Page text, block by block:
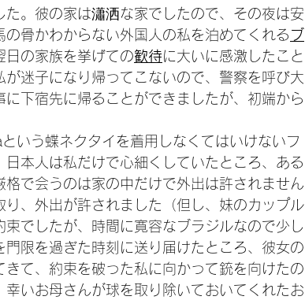
。彼の家は瀟洒な家でしたので、その夜は安
骨かわからない外国人の私を泊めてくれる ブ
日の家族を挙げての歓待に大いに感激したこと
迷子になり帰ってこないので、警察を呼び大
下宿先に帰ることができましたが、初端から
いう蝶ネクタイを着用しなくてはいけないフ
本人は私だけで心細くしていたところ、ある
で会うのは家の中だけで外出は許されません
、外出が許されました（但し、妹のカップル
でしたが、時間に寛容なブラジルなので少し
限を過ぎた時刻に送り届けたところ、彼女の
て、約束を破った私に向かって銃を向けたの
いお母さんが球を取り除いておいてくれたお